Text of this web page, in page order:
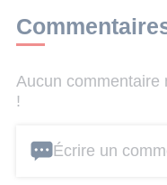
Aucun commentaire
!
Écrire un